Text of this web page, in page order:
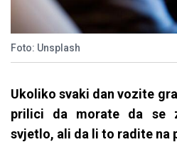
Foto: Unsplash
Ukoliko svaki dan vozite
prilici da morate da se
svjetlo, ali da li to radite na